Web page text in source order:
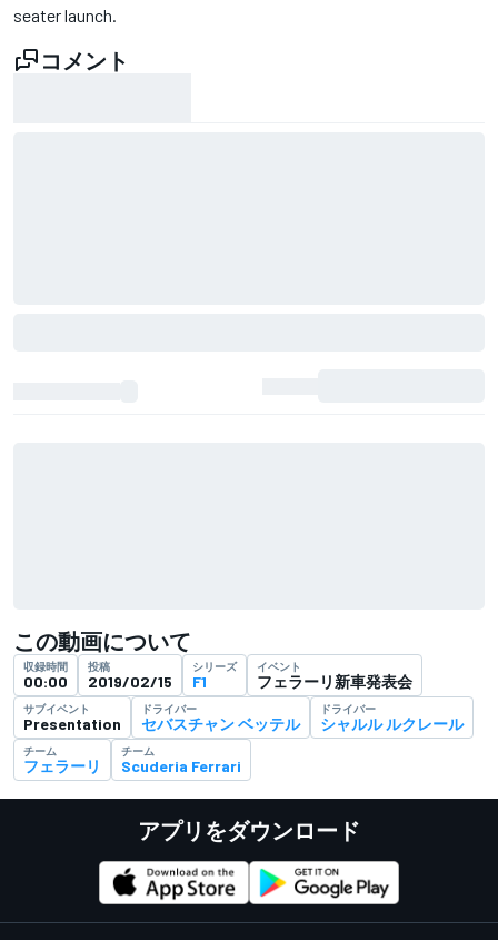
seater launch.
コメント
この動画について
収録時間
00:00
投稿
2019/02/15
シリーズ
F1
イベント
フェラーリ新車発表会
サブイベント
Presentation
ドライバー
セバスチャン ベッテル
ドライバー
シャルル ルクレール
チーム
フェラーリ
チーム
Scuderia Ferrari
アプリをダウンロード